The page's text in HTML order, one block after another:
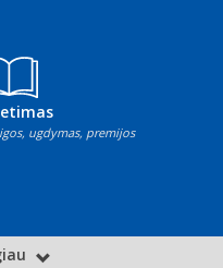
ugdymas, premijos